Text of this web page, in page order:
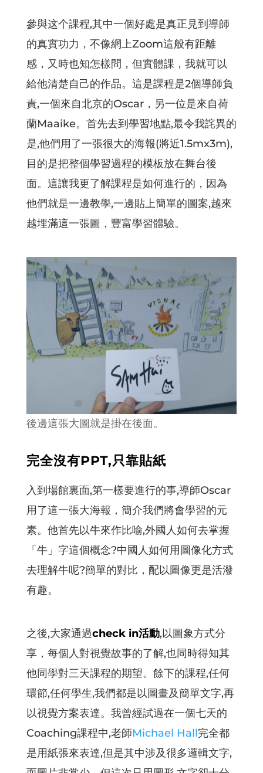
參與这个課程,其中一個好處是真正見到導師
的真實功力，不像網上Zoom這般有距離
感，又時也知怎樣問，但實體課，我就可以
給他清楚自己的作品。這是課程是2個導師負
責,一個來自北京的Oscar，另一位是來自荷
蘭Maaike。首先去到學習地點,最令我詫異的
是,他們用了一張很大的海報(將近1.5mx3m),
目的是把整個學習過程的模板放在舞台後
面。這讓我更了解課程是如何進行的，因為
他們就是一邊教學,一邊貼上簡單的圖案,越來
越埋滿這一張圖，豐富學習體驗。
後邊這張大圖就是掛在後面。
完全沒有PPT,只靠貼紙
入到場館裏面,第一樣要進行的事,導師Oscar
用了這一張大海報，簡介我們將會學習的元
素。他首先以牛來作比喻,外國人如何去掌握
「牛」字這個概念?中國人如何用圖像化方式
去理解牛呢?簡單的對比，配以圖像更是活潑
有趣。
之後,大家通過check in活動,以圖象方式分
享，每個人對視覺故事的了解,也同時得知其
他同學對三天課程的期望。餘下的課程,任何
環節,任何學生,我們都是以圖畫及簡單文字,再
以視覺方案表達。我曾經試過在一個七天的
Coaching課程中,老師Michael Hall完全都
是用紙張來表達,但是其中涉及很多邏輯文字,